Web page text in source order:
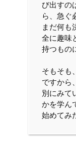
び出すの
ら、急ぐ
まだ何も
全に趣味
持つもの
そもそも
ですから
別にみて
かを学ん
始めてみ